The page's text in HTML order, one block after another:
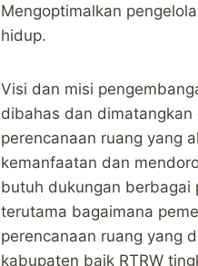
Mengoptimalkan
hidup.
Visi dan misi
dibahas dan
perencanaan ruang yang
kemanfaatan dan
butuh dukungan berbagai
terutama bagaimana
perencanaan ruang yang
kabupaten baik RTRW